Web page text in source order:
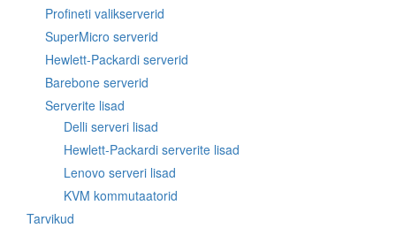
Profineti valikserverid
SuperMicro serverid
Hewlett-Packardi serverid
Barebone serverid
Serverite lisad
Delli serveri lisad
Hewlett-Packardi serverite lisad
Lenovo serveri lisad
KVM kommutaatorid
Tarvikud